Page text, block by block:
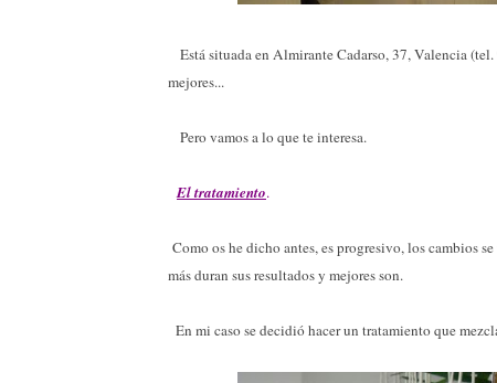
Está situada en Almirante Cadarso, 37, Valencia
mejores...
Pero vamos a lo que te interesa.
El tratamiento.
Como os he dicho antes, es progresivo, los cambios
más duran sus resultados y mejores son.
En mi caso se decidió hacer un tratamiento que